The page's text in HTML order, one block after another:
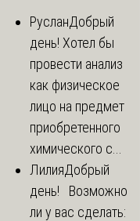
РусланДобрый
день! Хотел бы
провести анализ
как физическое
лицо на предмет
приобретенного
химического с...
ЛилияДобрый
день! Возможно
ли у вас сделать: